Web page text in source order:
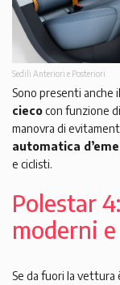
Sedili Anteriori e Posteriori
Sono presenti anche
ciecocon funzione
manovra di
automatica
e ciclisti.
Polestar
moderni
Se da fuori la vettura